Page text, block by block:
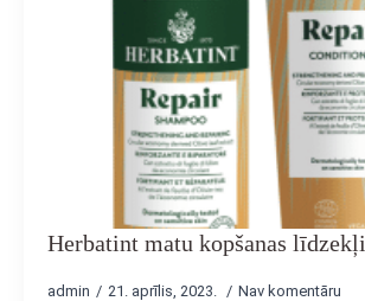
Herbatint matu kopšanas līdzekļi
admin 21. aprīlis, 2023. Nav komentāru